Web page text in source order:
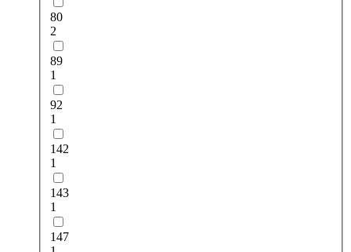
80
2
89
1
92
1
142
1
143
1
147